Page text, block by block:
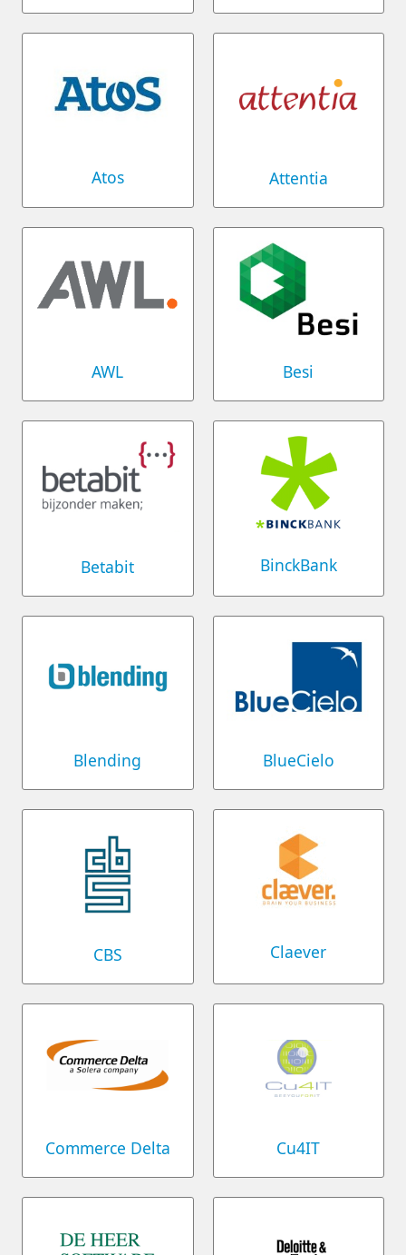
Atos Attentia
AWL Besi
Betabit BinckBank
Blending BlueCielo
CBS Claever
Commerce Delta Cu4IT